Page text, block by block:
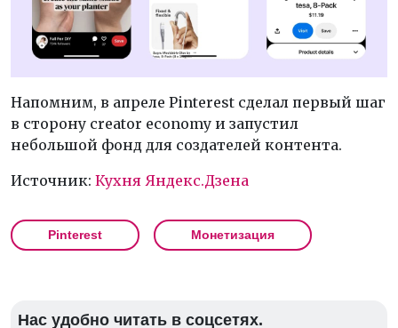
Напомним, в апреле Pinterest сделал первый шаг
в сторону creator economy и запустил
небольшой фонд для создателей контента.
Источник: Кухня Яндекс.Дзена
Pinterest Монетизация
Нас удобно читать в соцсетях.